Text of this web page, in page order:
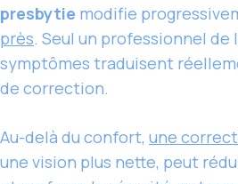
presbytie modifie
près. Seul un professionnel de
symptômes traduisent
de correction.
Au-delà du confort, une
une vision plus nette, peut